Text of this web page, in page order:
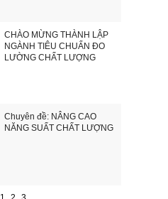
CHÀO MỪNG THÀNH LẬP
NGÀNH TIÊU CHUẨN ĐO
LƯỜNG CHẤT LƯỢNG
Chuyên đề: NÂNG CAO
NĂNG SUẤT CHẤT LƯỢNG